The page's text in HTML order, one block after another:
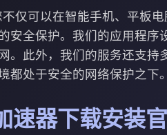
仅可以在智能手机、平板
安全保护。我们的应用程序
。此外，我们的服务还支持
都处于安全的网络保护之下。
器下载安装